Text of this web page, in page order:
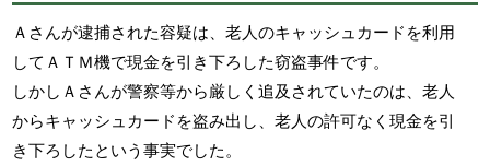
Ａさんが逮捕された容疑は、老人のキャッシュカードを利用
してＡＴＭ機で現金を引き下ろした窃盗事件です。
しかしＡさんが警察等から厳しく追及されていたのは、老人
からキャッシュカードを盗み出し、老人の許可なく現金を引
き下ろしたという事実でした。